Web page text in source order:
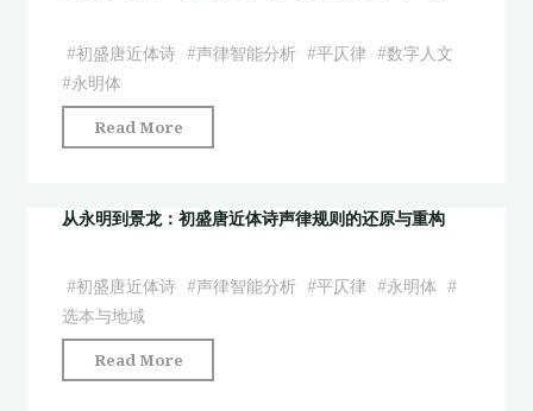
#初盛唐近体诗 #声律智能分析 #平仄律 #数字人文
#永明体
Read More
永
到
龙：
从永明到景龙：初盛唐近体诗声律规则的还原与重构
#初盛唐近体诗 #声律智能分析 #平仄律 #永明体 #
选本与地域
Read More
永